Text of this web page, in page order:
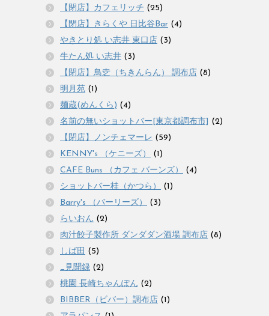
【閉店】カフェリッチ (25)
【閉店】きらくや 日比谷Bar (4)
やきとり処 い志井 東口店 (3)
牛たん処 い志井 (3)
【閉店】鳥赱（ちきんらん） 調布店 (8)
明月苑 (1)
麺蔵(めんくら) (4)
名前の無いショットバー[東京都調布市]
(2)
【閉店】ノンチェマーレ (59)
KENNY's （ケニーズ）
(1)
CAFE Buns （カフェ バーンズ）
(4)
ショットバー桂（かつら）
(1)
Barry's （バーリーズ）
(3)
らいおん (2)
肉汁餃子製作所 ダンダダン酒場 調布店 (8)
しば田 (5)
_見聞録 (2)
桃園 長崎ちゃんぽん (2)
BIBBER（ビバー）調布店 (1)